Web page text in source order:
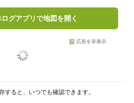
グアプリで地図を開く
広告を非表示
すると、いつでも確認できます。